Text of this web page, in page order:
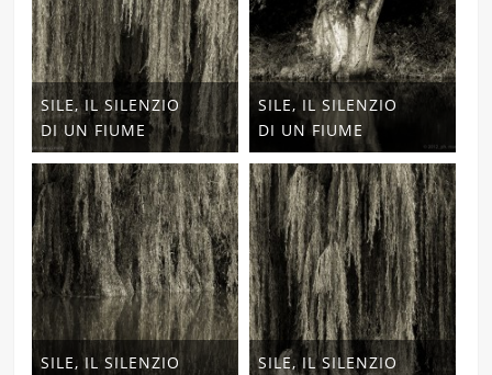
SILE, IL SILENZIO
DI UN FIUME
SILE, IL SILENZIO
DI UN FIUME
SILE, IL SILENZIO
SILE, IL SILENZIO